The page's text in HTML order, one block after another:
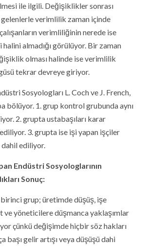
ile ilgili. Değişiklikler sonrası
verimlilik zaman içinde
verimliliğinin nerede ise
almadığı görülüyor. Bir zaman
olması halinde ise verimlilik
tekrar devreye giriyor.
Sosyologları L. Coch ve J. French,
bölüyor. 1. grup kontrol grubunda aynı
2. grupta ustabaşıları karar
3. grupta ise işi yapan işçiler
ediliyor.
Endüstri Sosyologlarının
Sonuç:
grup; üretimde düşüş, işe
ve yöneticilere düşmanca yaklaşımlar
çünkü değişimde hiçbir söz hakları
başı gelir artışı veya düşüşü dahi